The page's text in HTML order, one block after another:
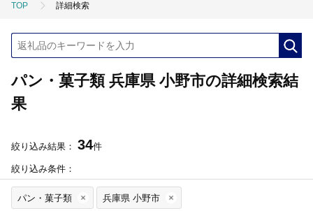
TOP 詳細検索
パン・菓子類 兵庫県 小野市の詳細検索結
果
絞り込み結果： 34件
絞り込み条件：
パン・菓子類 兵庫県 小野市